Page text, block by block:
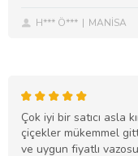
H*** Ö*** MANİSA
Çok iyi bir satıcı asla
çiçekler mükemmel
ve uygun fiyatlı